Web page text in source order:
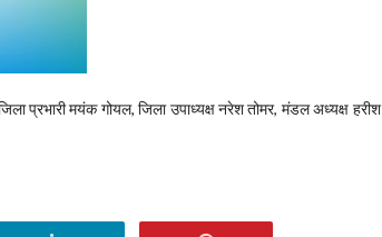
प्रभारी मयंक गोयल, जिला उपाध्यक्ष नरेश तोमर, मंडल अध्यक्ष हरीश